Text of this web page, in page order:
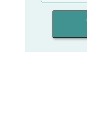
出力を選
同時通話